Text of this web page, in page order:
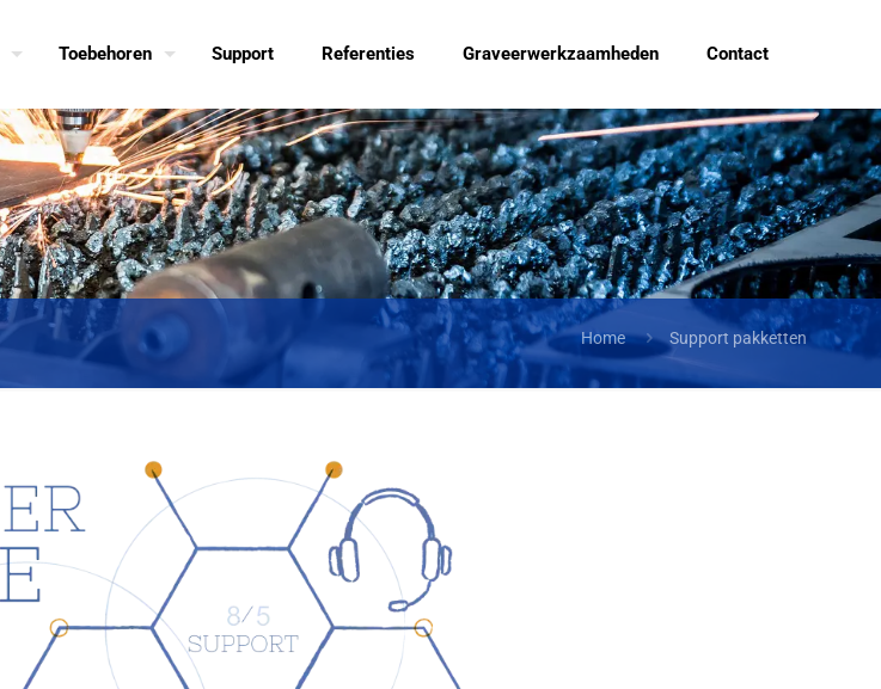
Toebehoren Support Referenties Graveerwerkzaamheden Contact
Home Support pakketten